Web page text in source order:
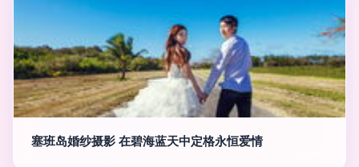
塞班岛婚纱摄影 在碧海蓝天中定格永恒爱情